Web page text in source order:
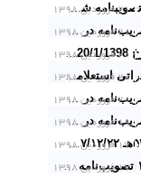
۲۱ فروردین ۱۳۹۸ شماره۵۶۴۰۲/۴۳۳۹ ۱۳۹۸/۱/۲۱ اصلاح تصویب­نامه شماره ۱۴۶۶/ت۵۶۴۰۲هـ مورخ ۱۳۹۸/۱/۱۷
۲۱ فروردین ۱۳۹۸ شماره۳۹۶۰/ت۵۶۴۴۸هـ ۱۳۹۸/۱/۲۱ تصویب‌نامه در خصوص تعیین آقایان غلامعلی مهری و ابراهیم ابراهیمی، به عنوان اعضای هیأت عالی رسیدگی به تخلفات اداری
۲۰ فروردین ۱۳۹۸ تصویبنامه شماره 3368/ت56439ه مورخ 20/1/1398 هیئت وزیران مبنی بر تعیین مأخذ محاسبه عوارض و وجوه براساس ارزش معاملاتی ملک در ۱۳۹۸
۲۰ فروردین ۱۳۹۸ بخشنامه ارزش قطعی پروانه های صادراتی استعلامی سازمان توسعه تجارت ایران
۲۰ فروردین ۱۳۹۸ شماره۳۳۶۸/ت۵۶۴۳۹هـ ۱۳۹۸/۱/۲۰ تصویب‌نامه در خصوص مأخذ محاسبه سایر عوارض و وجوه موضوع تبصره (۳) ماده (۶۴) اصلاحی قانون مالیات­های مستقیم ـ مصوب ۱۳۹۴ ـ در سال ۱۳۹۸
۱۹ فروردین ۱۳۹۸ شماره۲۸۹۶/ت۵۶۴۰۳هـ ۱۳۹۸/۱/۱۹ تصویب‌نامه در خصوص تعرفه خدمات تشخیصی و درمانی در بخش عمومی غیردولتی در سال ۱۳۹۸
۱۷ فروردین ۱۳۹۸ آیین­نامه اجرایی شماره۱۷۳۰۷۹/ت۵۴۸۷۸هـ ۱۳۹۷/۱۲/۲۲قانون نحوه جبران زحمات و خسارات کارکنان سازمان حفاظت محیط­زیست در ارتباط با جرایم زیست محیطی
۱۷ فروردین ۱۳۹۸ شماره۱۶۵۷۹۰/ت۵۶۰۳۷هـ ۱۳۹۷/۱۲/۱۱ تصویب‌نامه در خصوص تبدیل روستای فاروق شهرستان مرودشت و روستای دهکویه شهرستان لارستان در استان فارس به شهر